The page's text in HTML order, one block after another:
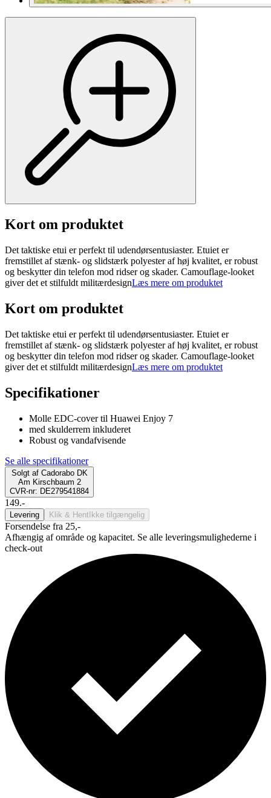
Kort om produktet
Det taktiske etui er perfekt til udendørsentusiaster. Etuiet er
fremstillet af stænk- og slidstærk polyester af høj kvalitet, er robust
og beskytter din telefon mod ridser og skader. Camouflage-looket
giver det et stilfuldt militærdesignLæs mere om produktet
Kort om produktet
Det taktiske etui er perfekt til udendørsentusiaster. Etuiet er
fremstillet af stænk- og slidstærk polyester af høj kvalitet, er robust
og beskytter din telefon mod ridser og skader. Camouflage-looket
giver det et stilfuldt militærdesignLæs mere om produktet
Specifikationer
Molle EDC-cover til Huawei Enjoy 7
med skulderrem inkluderet
Robust og vandafvisende
Se alle specifikationer
Solgt af Cadorabo DK
Am Kirschbaum 2
CVR-nr: DE279541884
149.-
Levering Klik & Hent Ikke tilgængelig
Forsendelse fra 25,-
Afhængig af område og kapacitet. Se alle leveringsmulighederne i
check-out